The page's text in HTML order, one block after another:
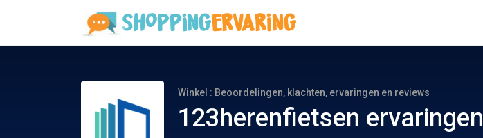
Winkel : Beoordelingen, klachten, ervaringen en reviews
123herenfietsen ervaringen